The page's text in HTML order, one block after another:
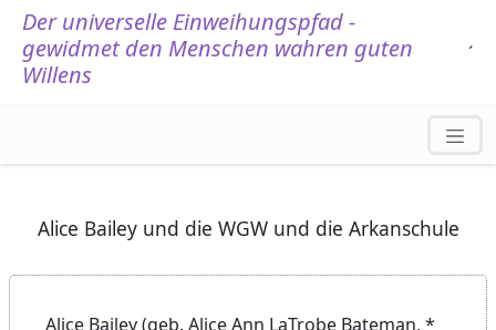
Der universelle Einweihungspfad -
gewidmet den Menschen wahren guten
Willens
´
Alice Bailey und die WGW und die Arkanschule
Alice Bailey (geb. Alice Ann LaTrobe Bateman, *